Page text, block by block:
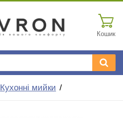
Кошик
Кухонні мийки